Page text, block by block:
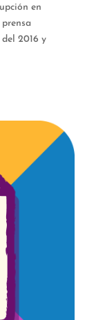
en
2016 y